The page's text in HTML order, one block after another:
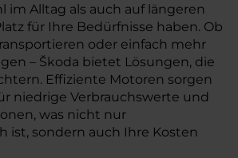
im Alltag als auch auf längeren
für Ihre Bedürfnisse haben. Ob
oder einfach mehr
– Škoda bietet Lösungen, die
Effiziente Motoren sorgen
niedrige Verbrauchswerte und
was nicht nur
ist, sondern auch Ihre Kosten